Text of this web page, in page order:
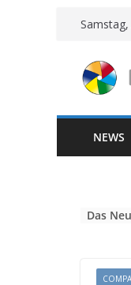
Skip
content
NEWS
Das